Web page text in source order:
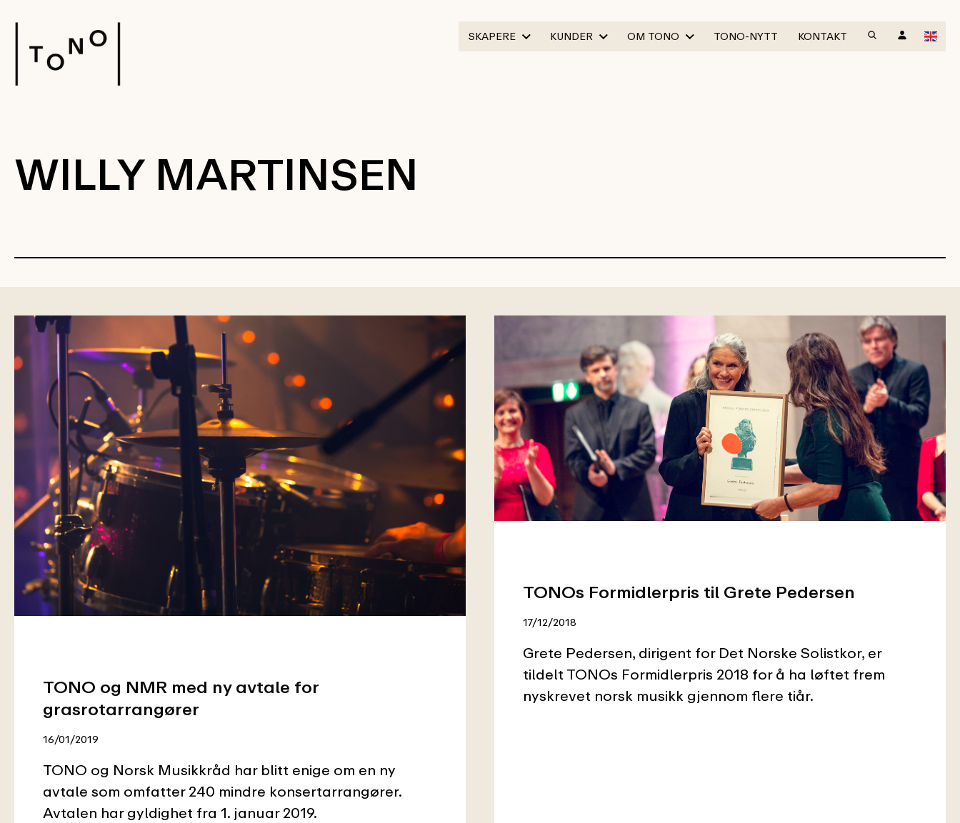
SKAPERE KUNDER OM TONO TONO-NYTT KONTAKT
WILLY MARTINSEN
TONO og NMR med ny avtale for
grasrotarrangører
16/01/2019
TONO og Norsk Musikkråd har blitt enige om en ny
avtale som omfatter 240 mindre konsertarrangører.
Avtalen har gyldighet fra 1. januar 2019.
TONOs Formidlerpris til Grete Pedersen
17/12/2018
Grete Pedersen, dirigent for Det Norske Solistkor, er
tildelt TONOs Formidlerpris 2018 for å ha løftet frem
nyskrevet norsk musikk gjennom flere tiår.